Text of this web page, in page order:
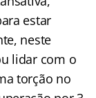
estar
neste
lidar com o
torção no